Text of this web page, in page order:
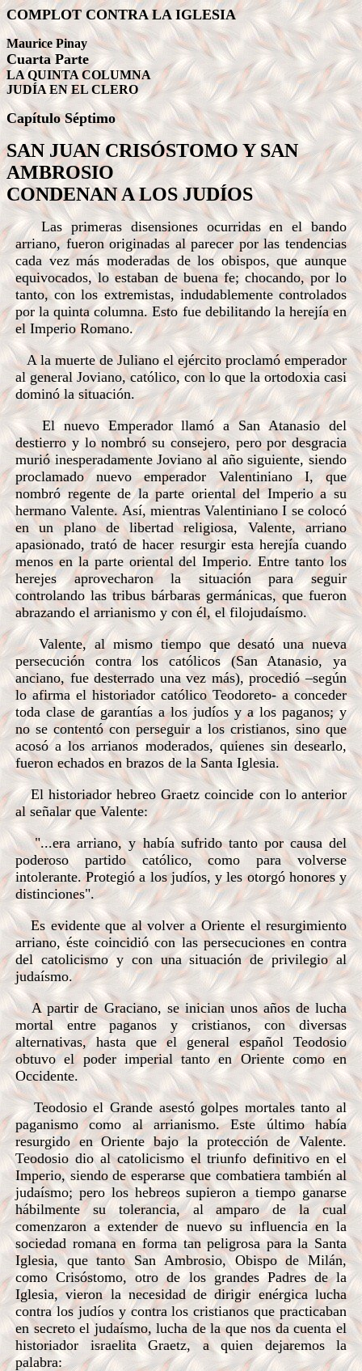
COMPLOT CONTRA LA IGLESIA
Maurice Pinay
Cuarta Parte
LA QUINTA COLUMNA
JUDÍA EN EL CLERO
CapítuloSéptimo
SAN JUAN CRISÓSTOMO Y SAN
AMBROSIO
CONDENAN A LOS JUDÍOS
Las primeras disensiones ocurridas en el bando
arriano, fueron originadas al parecer por las tendencias
cada vez más moderadas de los obispos, que aunque
equivocados, lo estaban de buena fe; chocando, por lo
tanto, con los extremistas, indudablemente controlados
por la quinta columna. Esto fue debilitando la herejía en
el Imperio Romano.
A la muerte de Juliano el ejército proclamó emperador
al general Joviano, católico, con lo que la ortodoxia casi
dominó la situación.
El nuevo Emperador llamó a San Atanasio del
destierro y lo nombró su consejero, pero por desgracia
murió inesperadamente Joviano al año siguiente, siendo
proclamado nuevo emperador Valentiniano I, que
nombró regente de la parte oriental del Imperio a su
hermano Valente. Así, mientras Valentiniano I se colocó
en un plano de libertad religiosa, Valente, arriano
apasionado, trató de hacer resurgir esta herejía cuando
menos en la parte oriental del Imperio. Entre tanto los
herejes aprovecharon la situación para seguir
controlando las tribus bárbaras germánicas, que fueron
abrazando el arrianismo y con él, el filojudaísmo.
Valente, al mismo tiempo que desató una nueva
persecución contra los católicos (San Atanasio, ya
anciano, fue desterrado una vez más), procedió –según
lo afirma el historiador católico Teodoreto- a conceder
toda clase de garantías a los judíos y a los paganos; y
no se contentó con perseguir a los cristianos, sino que
acosó a los arrianos moderados, quienes sin desearlo,
fueron echados en brazos de la Santa Iglesia.
El historiador hebreo Graetz coincide con lo anterior
al señalar que Valente:
"...era arriano, y había sufrido tanto por causa del
poderoso partido católico, como para volverse
intolerante. Protegió a los judíos, y les otorgó honores y
distinciones".
Es evidente que al volver a Oriente el resurgimiento
arriano, éste coincidió con las persecuciones en contra
del catolicismo y con una situación de privilegio al
judaísmo.
A partir de Graciano, se inician unos años de lucha
mortal entre paganos y cristianos, con diversas
alternativas, hasta que el general español Teodosio
obtuvo el poder imperial tanto en Oriente como en
Occidente.
Teodosio el Grande asestó golpes mortales tanto al
paganismo como al arrianismo. Este último había
resurgido en Oriente bajo la protección de Valente.
Teodosio dio al catolicismo el triunfo definitivo en el
Imperio, siendo de esperarse que combatiera también al
judaísmo; pero los hebreos supieron a tiempo ganarse
hábilmente su tolerancia, al amparo de la cual
comenzaron a extender de nuevo su influencia en la
sociedad romana en forma tan peligrosa para la Santa
Iglesia, que tanto San Ambrosio, Obispo de Milán,
como Crisóstomo, otro de los grandes Padres de la
Iglesia, vieron la necesidad de dirigir enérgica lucha
contra los judíos y contra los cristianos que practicaban
en secreto el judaísmo, lucha de la que nos da cuenta el
historiador israelita Graetz, a quien dejaremos la
palabra: